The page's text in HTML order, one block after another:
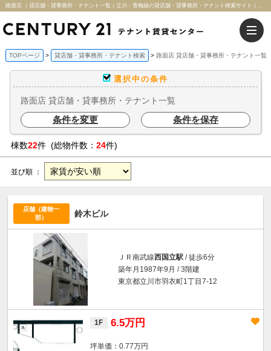
路面店 ｜貸店舗・貸事務所・テナント一覧｜立川・青梅線の貸店舗・貸事務所・テナント検索サイト｜センチュリー21テナント賃貸センター
TOPページ 貸店舗・貸事務所・テナント検索 路面店 貸店舗・貸事務所・テナント一覧
選択中の条件
路面店 貸店舗・貸事務所・テナント一覧
条件を変更 条件を保存
棟数22件 (総物件数： 24件)
並び順 ：
店舗（建物一
部）
鈴木ビル
ＪＲ南武線西国立駅 / 徒歩6分
築年月1987年9月 / 3階建
東京都立川市羽衣町1丁目7-12
1F 6.5万円
坪単価：0.77万円